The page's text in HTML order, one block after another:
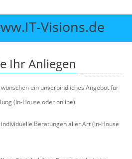
Schulungen
Visions.de
Ihr Anliegen
wünschen ein unverbindliches Angebot für
(In-House oder online)
individuelle Beratungen aller Art (In-House